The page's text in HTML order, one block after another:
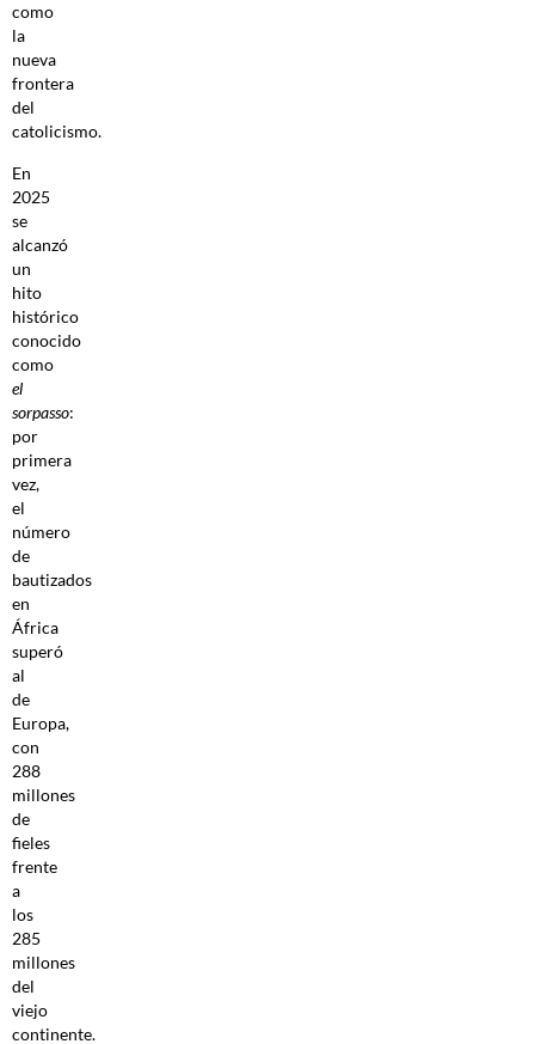
como
la
nueva
frontera
del
catolicismo.
En
2025
se
alcanzó
un
hito
histórico
conocido
como
el
sorpasso:
por
primera
vez,
el
número
de
bautizados
en
África
superó
al
de
Europa,
con
288
millones
de
fieles
frente
a
los
285
millones
del
viejo
continente.